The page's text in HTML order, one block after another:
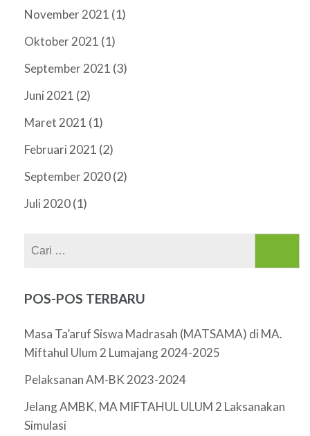
November 2021 (1)
Oktober 2021 (1)
September 2021 (3)
Juni 2021 (2)
Maret 2021 (1)
Februari 2021 (2)
September 2020(2)
Juli 2020(1)
POS-POS TERBARU
Masa Ta’aruf Siswa Madrasah (MATSAMA) di MA.
Miftahul Ulum 2 Lumajang 2024-2025
Pelaksanan AM-BK 2023-2024
Jelang AMBK, MA MIFTAHUL ULUM 2 Laksanakan
Simulasi